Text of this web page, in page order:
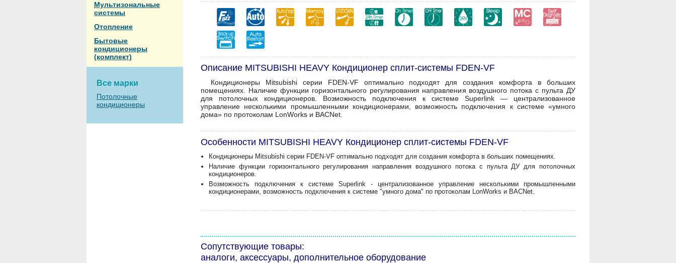
Мультизональные
системы
Отопление
Бытовые
кондиционеры
(комплект)
Все марки
Потолочные
кондиционеры
Описание MITSUBISHI HEAVY Кондиционер сплит-системы FDEN-VF
Кондиционеры Mitsubishi серии FDEN-VF оптимально подходят для создания комфорта в больших
помещениях. Наличие функции горизонтального регулирования направления воздушного потока с пульта ДУ
для потолочных кондиционеров. Возможность подключения к системе Superlink — централизованное
управление несколькими промышленными кондиционерами, возможность подключения к системе «умного
дома» по протоколам LonWorks и BACNet.
Особенности MITSUBISHI HEAVY Кондиционер сплит-системы FDEN-VF
Кондиционеры Mitsubishi серии FDEN-VF оптимально подходят для создания комфорта в больших помещениях.
Наличие функции горизонтального регулирования направления воздушного потока с пульта ДУ для потолочных
кондиционеров.
Возможность подключения к системе Superlink - централизованное управление несколькими промышленными
кондиционерами, возможность подключения к системе "умного дома" по протоколам LonWorks и BACNet.
Сопутствующие товары:
аналоги, аксессуары, дополнительное оборудование